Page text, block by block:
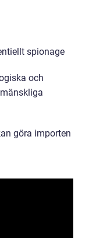
spionage
och
göra importen